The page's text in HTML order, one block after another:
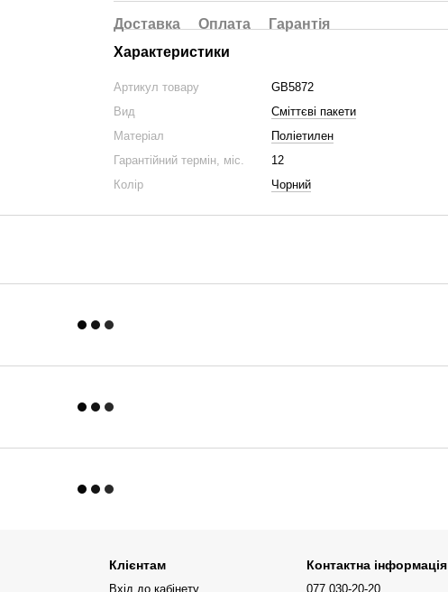
Доставка Оплата
Гарантія
Характеристики
Артикул товару
GB5872
Вид
Сміттєві пакети
Матеріал
Поліетилен
Гарантійний термін, міс.
12
Колір
Чорний
Клієнтам
Вхід до кабінету
Контактна інформація
077 030-20-20